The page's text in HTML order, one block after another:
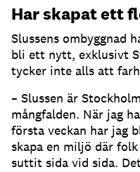
Har skapat ett
Slussens ombyggnad
bli ett nytt, exklusivt
tycker inte alls att
– Slussen är
mångfalden. När jag
första veckan har jag
skapa en miljö där
suttit sida vid sida.